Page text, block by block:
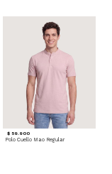
$ 59.900
Polo Cuello Mao Regular